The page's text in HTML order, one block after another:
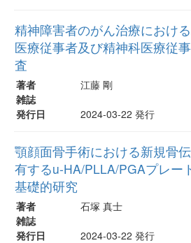
精神障害者のがん治療におけ
医療従事者及び精神科医療従
査
著者
江藤 剛
雑誌
発行日
2024-03-22 発行
顎顔面骨手術における新規骨
有するu-HA/PLLA/PGAプレー
基礎的研究
著者
石塚 真士
雑誌
発行日
2024-03-22 発行